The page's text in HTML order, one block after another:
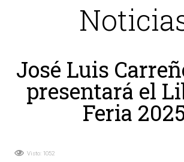
Equipo de Gobierno
Corporación Municipal - Legislatura 2023-
Delegaciones Municipales
Teléfonos de contacto
Servicios Municipales
José Luis
presentará el
Feria
Visto: 1052